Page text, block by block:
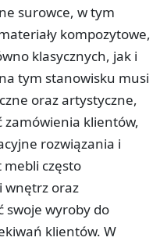
surowce, w tym
kompozytowe,
klasycznych, jak i
tym stanowisku musi
oraz artystyczne,
zamówienia klientów,
rozwiązania i
często
wnętrz oraz
swoje wyroby do
klientów. W